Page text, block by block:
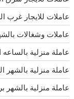
عاملات للايجار غرب
عاملات وشغالات
عاملة منزلية
عاملة منزلية بالشهر
عاملة منزلية بالشهر